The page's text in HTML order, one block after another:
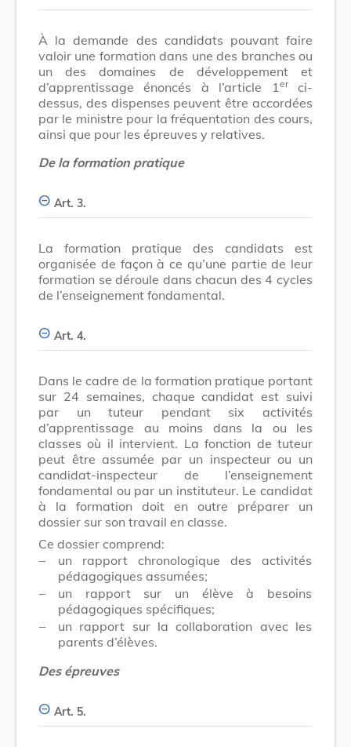
À la demande des candidats pouvant faire
valoir une formation dans une des branches ou
un des domaines de développement et
d’apprentissage énoncés à l’article 1 erci-
dessus, des dispenses peuvent être accordées
par le ministre pour la fréquentation des cours,
ainsi que pour les épreuves y relatives.
De la formation pratique
Art. 3.
La formation pratique des candidats est
organisée de façon à ce qu’une partie de leur
formation se déroule dans chacun des 4 cycles
de l’enseignement fondamental.
Art. 4.
Dans le cadre de la formation pratique portant
sur 24 semaines, chaque candidat est suivi
par un tuteur pendant six activités
d’apprentissage au moins dans la ou les
classes où il intervient. La fonction de tuteur
peut être assumée par un inspecteur ou un
candidat-inspecteur de l’enseignement
fondamental ou par un instituteur. Le candidat
à la formation doit en outre préparer un
dossier sur son travail en classe.
Ce dossier comprend:
–
un rapport chronologique des activités
pédagogiques assumées;
–
un rapport sur un élève à besoins
pédagogiques spécifiques;
–
un rapport sur la collaboration avec les
parents d’élèves.
Des épreuves
Art. 5.